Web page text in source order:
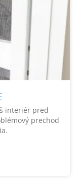
interiér pred
prechod